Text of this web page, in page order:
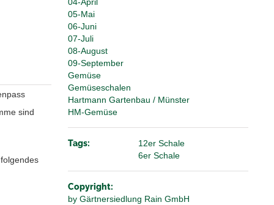
sind
05-Mai
06-Juni
07-Juli
08-August
09-September
Gemüse
Gemüseschalen
Hartmann Gartenbau / Münster
HM-Gemüse
Tags:
12er Schale
6er Schale
Copyright:
by Gärtnersiedlung Rain GmbH